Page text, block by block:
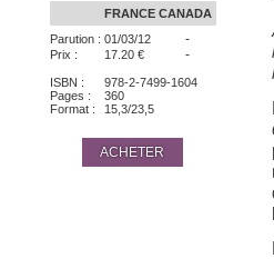
FRANCE CANADA
Parution : 01/03/12 -
Prix : 17.20 € -
ISBN :
978-2-7499-1604
Pages :
360
Format :
15,3/23,5
ACHETER